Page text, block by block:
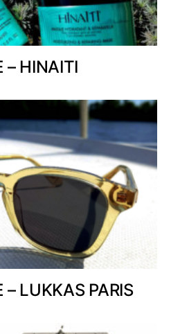
– HINAITI
LUKKAS PARIS